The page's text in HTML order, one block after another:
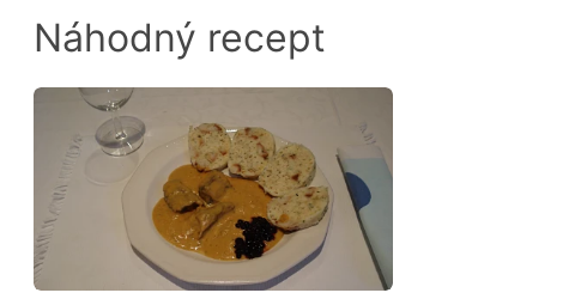
Náhodný recept